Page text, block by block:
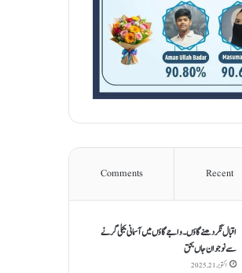
Recent
Comments
اقبال نگر دھنےگاؤں۔ واجےگاؤں میں آسمانی بجلی گرنے
سے نوجوان جاں بحق
اکتوبر 21, 2025